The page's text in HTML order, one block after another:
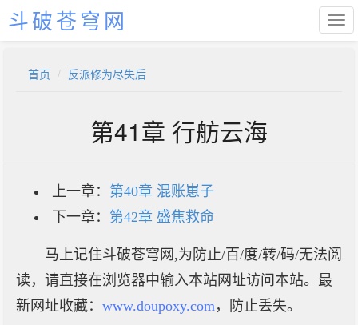
斗破苍穹网
首页 反派修为尽失后
第41章 行舫云海
上一章： 第40章 混账崽子
下一章： 第42章 盛焦救命
马上记住斗破苍穹网,为防止/百/度/转/码/无法阅
读，请直接在浏览器中输入本站网址访问本站。最
新网址收藏： www.doupoxy.com，防止丢失。